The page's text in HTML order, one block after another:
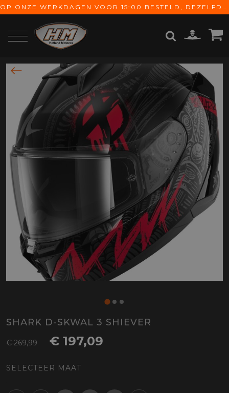
OP ONZE WERKDAGEN VOOR 15:00 BESTELD, DEZELFDE DAG VERZONDEN! GRATIS VERZENDING VANAF € 65,-
ZOEKEN
SHARK D-SKWAL 3 SHIEVER
€ 269,99 € 197,09
SELECTEER MAAT